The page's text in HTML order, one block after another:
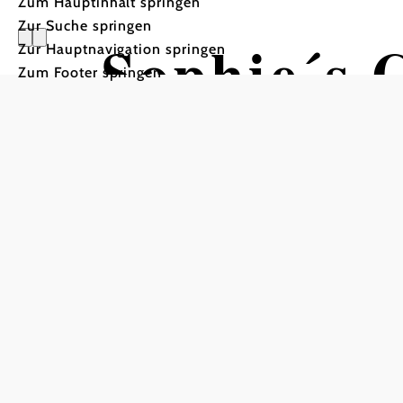
Zur Suche springen
Zur Hauptnavigation springen
Zum Footer springenSophie´s